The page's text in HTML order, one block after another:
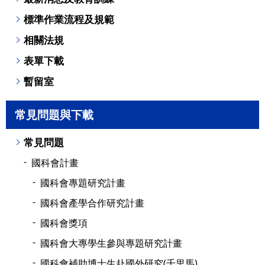
標準作業流程及規範
相關法規
表單下載
暫留室
常見問題與下載
常見問題
國科會計畫
國科會專題研究計畫
國科會產學合作研究計畫
國科會獎項
國科會大專學生參與專題研究計畫